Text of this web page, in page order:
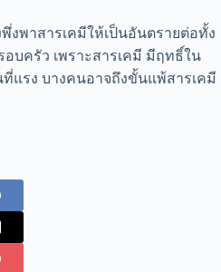
พึ่งพาสารเคมีให้เป็นอันตรายต่อทั้ง
บครัว เพราะสารเคมี มีฤทธิ์ใน
แรง บางคนอาจถึงขั้นแพ้สารเคมี